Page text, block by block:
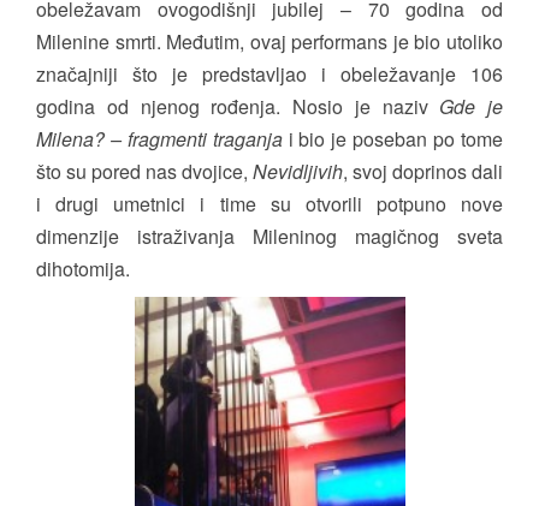
obeležavam ovogodišnji jubilej – 70 godina od
Milenine smrti. Međutim, ovaj performans je bio utoliko
značajniji što je predstavljao i obeležavanje 106
godina od njenog rođenja. Nosio je naziv Gde je
Milena? – fragmenti traganjai bio je poseban po tome
što su pored nas dvojice, Nevidljivih, svoj doprinos dali
i drugi umetnici i time su otvorili potpuno nove
dimenzije istraživanja Mileninog magičnog sveta
dihotomija.